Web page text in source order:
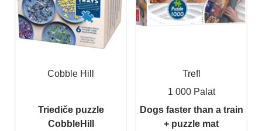
Cobble Hill
Triediče puzzle
CobbleHill
Trefl
1 000 Palat
Dogs faster than a train
+ puzzle mat